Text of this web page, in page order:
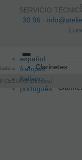
SERVICIO
30 96 ·
español
français
Italiano
português
CESTA 0artículos
Toggle
navigation
Clarinetes